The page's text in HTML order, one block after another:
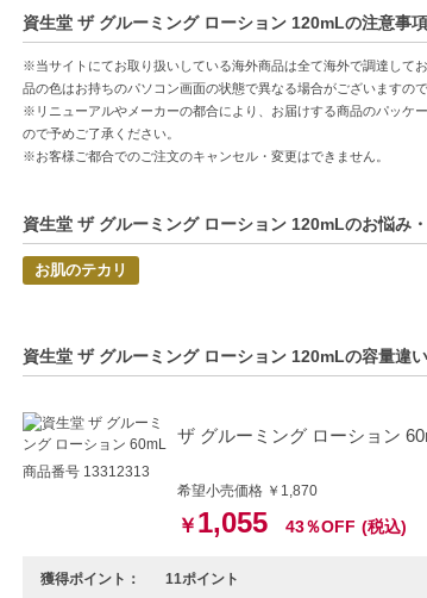
快適な使用感-軽やかなテクスチャーで、ストレスのない
【こんな方へおすすめ】
べたつきやカサつきが気になる方
手軽にスキンケアを行いたい忙しい方
資生堂 ザ グルーミング ローション 120mLの注意事項
※当サイトにてお取り扱いしている海外商品は全て海外で調達して
品の色はお持ちのパソコン画面の状態で異なる場合がございますの
※リニューアルやメーカーの都合により、お届けする商品のパッケ
ので予めご了承ください。
※お客様ご都合でのご注文のキャンセル・変更はできません。
資生堂 ザ グルーミング ローション 120mLのお悩み
お肌のテカリ
資生堂 ザ グルーミング ローション 120mLの容量違
商品番号 13312313
ザ グルーミング ローション
希望小売価格 ￥1,870
￥ 1,055 43％OFF (税込)
獲得ポイント： 11ポイント